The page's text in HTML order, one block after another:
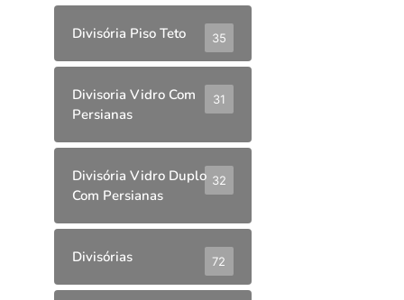
Divisória Piso Teto 35
Divisoria Vidro Com
Persianas
31
Divisória Vidro Duplo
Com Persianas
32
Divisórias 72